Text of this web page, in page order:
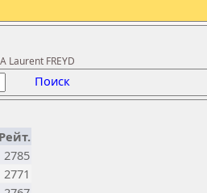
Laurent FREYD
Поиск
Рейт.
2785
2771